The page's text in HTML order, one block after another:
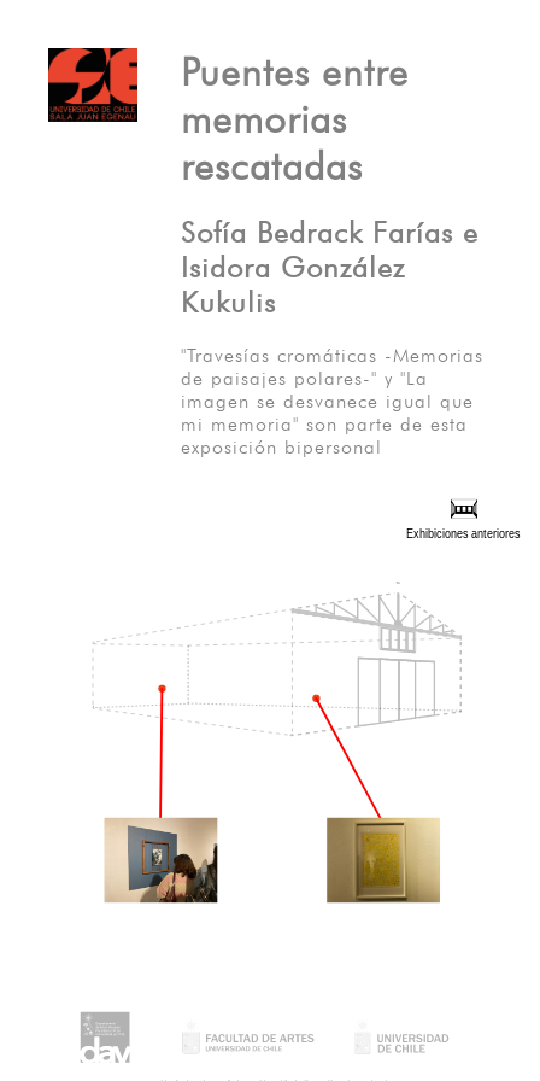
Puentes entre
memorias
rescatadas
Sofía Bedrack Farías e
Isidora González
Kukulis
"Travesías cromáticas -Memorias
de paisajes polares-" y "La
imagen se desvanece igual que
mi memoria" son parte de esta
exposición bipersonal